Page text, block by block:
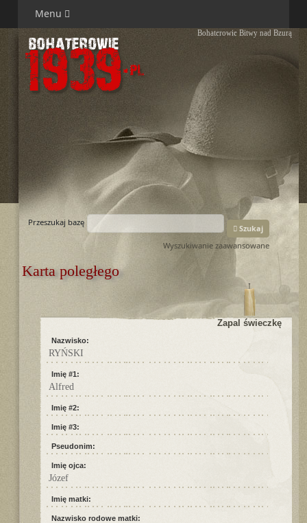
Menu
Bohaterowie Bitwy nad Bzurą
Przeszukaj bazę
Szukaj
Wyszukiwanie zaawansowane
Karta poległego
Zapal świeczkę
Nazwisko:
RYŃSKI
Imię #1:
Alfred
Imię #2:
Imię #3:
Pseudonim:
Imię ojca:
Józef
Imię matki:
Nazwisko rodowe matki: